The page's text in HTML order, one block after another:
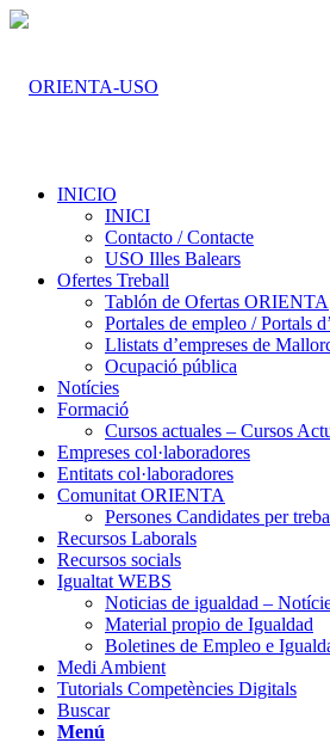
INICIO
INICI
Contacto / Contacte
USO Illes Balears
Ofertes Treball
Tablón de Ofertas ORIENTA
Portales de empleo / Portals
Llistats d’empreses de
Ocupació pública
Notícies
Formació
Cursos actuales – Cursos
Empreses col·laboradores
Entitats col·laboradores
Comunitat ORIENTA
Persones Candidates per
Recursos Laborals
Recursos socials
Igualtat WEBS
Noticias de igualdad –
Material propio de Igualdad
Boletines de Empleo e
Medi Ambient
Tutorials Competències Digitals
Buscar
Menú